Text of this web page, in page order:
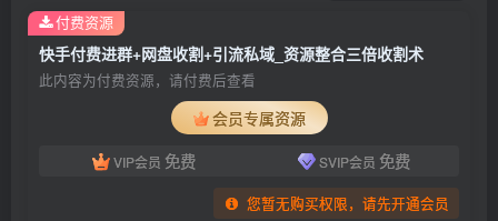
快手付费进群+网盘收割+引流私域_资源整合三倍收割术
此内容为付费资源，请付费后查看
会员专属资源
VIP会员 免费 SVIP会员 免费
您暂无购买权限，请先开通会员
付费资源